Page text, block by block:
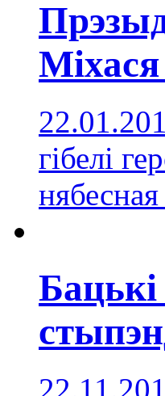
гібелі